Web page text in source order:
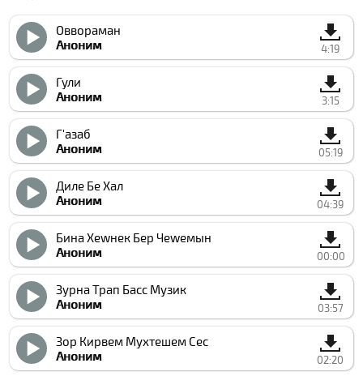
Оввораман
Аноним
4:19
Гули
Аноним
3:15
Г'азаб
Аноним
05:19
Диле Бе Хал
Аноним
04:39
Бина Xеwнек Бер Чеwемын
Аноним
00:00
Зурна Трап Басс Музик
Аноним
03:57
Зор Кирвем Мухтешем Сес
Аноним
02:20